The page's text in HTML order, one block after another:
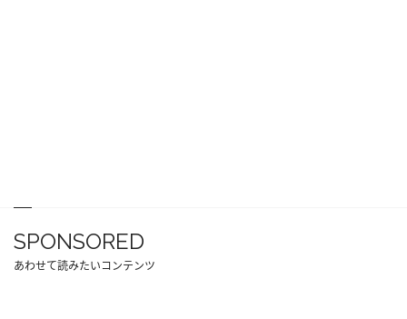
SPONSORED
あわせて読みたいコンテンツ